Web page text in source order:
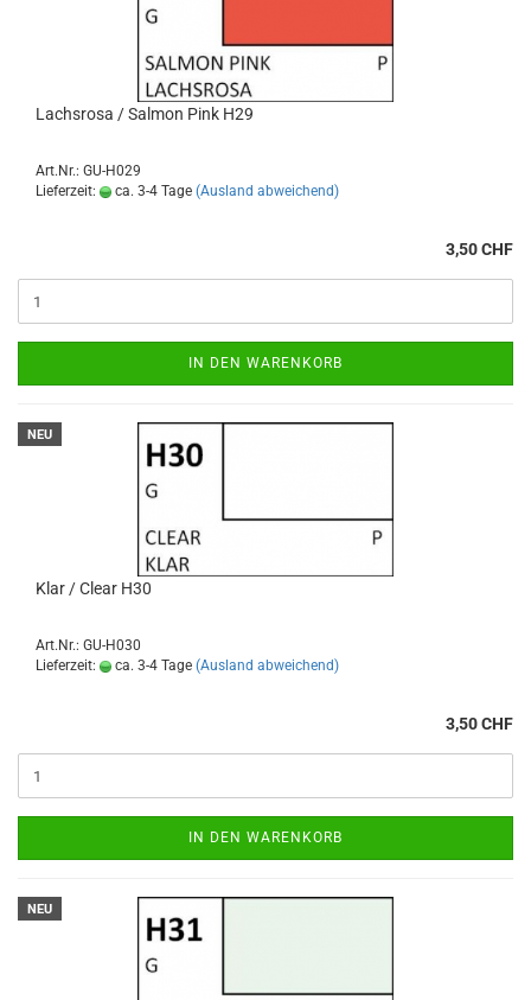
Lachsrosa / Salmon Pink H29
Art.Nr.: GU-H029
Lieferzeit:
ca. 3-4 Tage (Ausland abweichend)
3,50 CHF
IN DEN WARENKORB
NEU
Klar / Clear H30
Art.Nr.: GU-H030
Lieferzeit:
ca. 3-4 Tage (Ausland abweichend)
3,50 CHF
IN DEN WARENKORB
NEU